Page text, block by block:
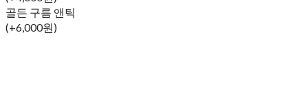
골든 구름 앤틱
(+6,000원)